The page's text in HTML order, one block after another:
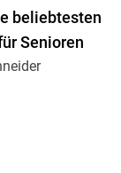
beliebtesten
Senioren